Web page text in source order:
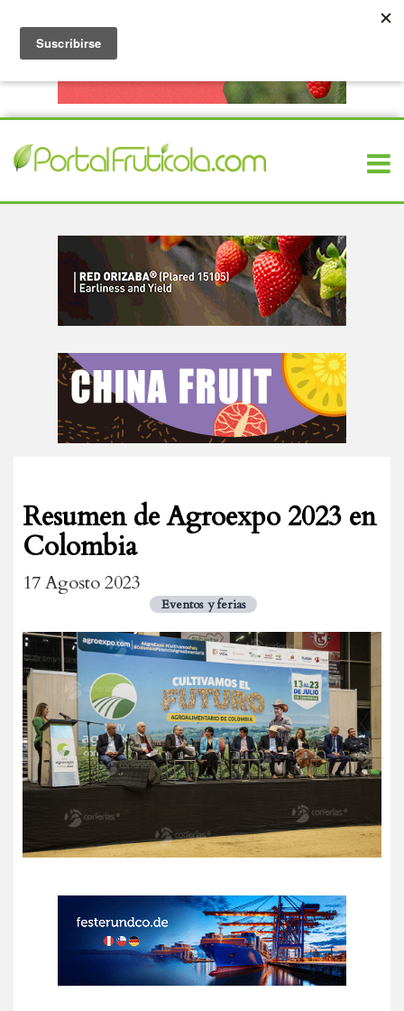
Resumen de Agroexpo 2023 en
Colombia
17 Agosto 2023
Eventos y ferias